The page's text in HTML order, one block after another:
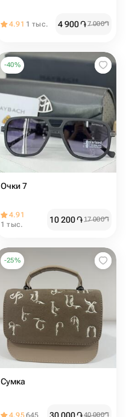
4.91 1 тыс. 4 900֏7 000֏
-40%
Очки 7
4.91
1 тыс.
10 200֏17 000֏
-25%
Сумка
4.95645 40 000֏